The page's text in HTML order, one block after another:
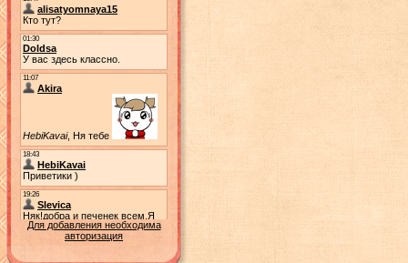
Для добавления необходима
авторизация